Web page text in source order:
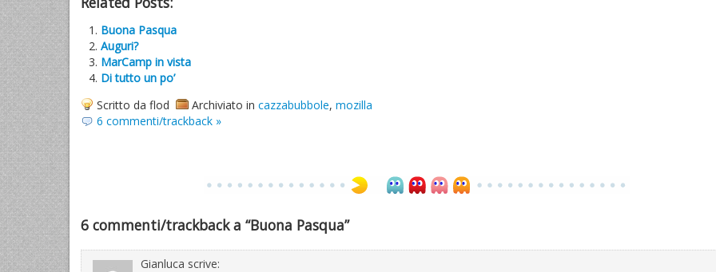
Buona Pasqua
Auguri?
MarCamp in vista
Di tutto un po’
Scritto da flod
Archiviato in cazzabubbole, mozilla
6 commenti/trackback »
6 commenti/trackback a “Buona Pasqua”
Gianluca scrive: